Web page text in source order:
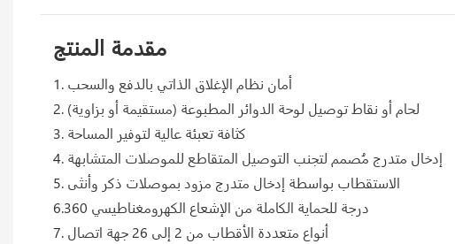
مقدمة المنتج
1. أمان نظام الإغلاق الذاتي بالدفع والسحب
2. لحام أو نقاط توصيل لوحة الدوائر المطبوعة (مستقيمة أو بزاوية)
3. كثافة تعبئة عالية لتوفير المساحة
4. إدخال متدرج مُصمم لتجنب التوصيل المتقاطع للموصلات المتشابهة
5. الاستقطاب بواسطة إدخال متدرج مزود بموصلات ذكر وأنثى
6.360 درجة للحماية الكاملة من الإشعاع الكهرومغناطيسي
7. أنواع متعددة الأقطاب من 2 إلى 26 جهة اتصال